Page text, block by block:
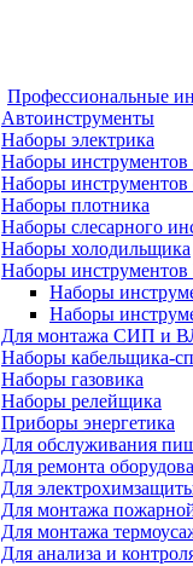
Профессиональные
Автоинструменты
Наборы электрика
Наборы инструментов
Наборы инструментов
Наборы плотника
Наборы слесарного
Наборы холодильщика
Наборы
Наборы
Наборы
Для монтажа СИП и
Наборы кабельщика-
Наборы газовика
Наборы релейщика
Приборы энергетика
Для обслуживания
Для ремонта
Для
Для монтажа
Для монтажа
Для анализа и